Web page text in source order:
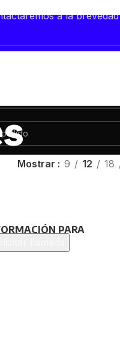
a la brevedad
Mostrar 9 12 18
PARA